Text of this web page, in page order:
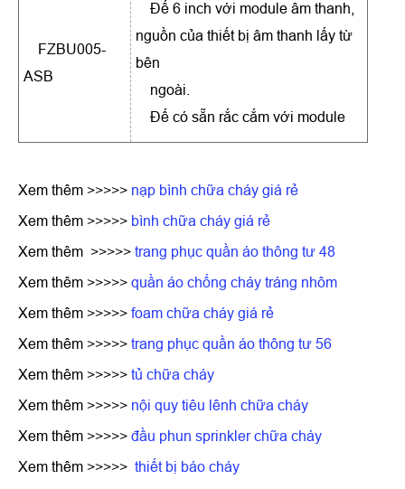
FZBU005-
ASB
Đế 6 inch với module âm thanh,
nguồn của thiết bị âm thanh lấy từ
bên
ngoài.
Đế có sẵn rắc cắm với module
Xem thêm >>>>> nạp bình chữa cháy giá rẻ
Xem thêm >>>>> bình chữa cháy giá rẻ
Xem thêm >>>>> trang phục quần áo thông tư 48
Xem thêm >>>>> quần áo chống cháy tráng nhôm
Xem thêm >>>>> foam chữa cháy giá rẻ
Xem thêm >>>>> trang phục quần áo thông tư 56
Xem thêm >>>>> tủ chữa cháy
Xem thêm >>>>> nội quy tiêu lênh chữa cháy
Xem thêm >>>>> đầu phun sprinkler chữa cháy
Xem thêm >>>>> thiết bị báo cháy